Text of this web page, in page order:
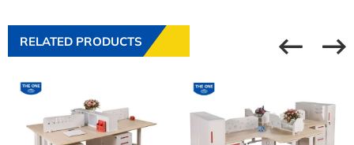
RELATED PRODUCTS